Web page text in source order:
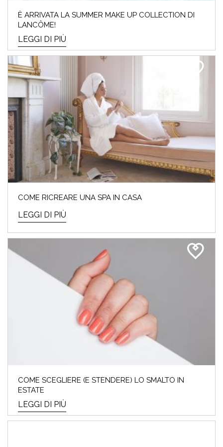
PALETTE!
Che cos'è l'Armocromia: ad ogni stagione i
suoi colori "amici". Ti sei mai domandat*
LEGGI DI PIÙ
FESTA DELLA MAMMA –
GUIDA AI REGALI SKINCARE E
MAKE-UP
TIC TAC… mancano pochi giorni alla festa
della mamma⏰ Se sei a corto di idee regalo
o ...
LEGGI DI PIÙ
È ARRIVATA LA SUMMER MAKE UP COLLECTION DI
LANCÔME!
LEGGI DI PIÙ
COME RICREARE UNA SPA IN CASA
LEGGI DI PIÙ
COME SCEGLIERE (E STENDERE) LO SMALTO IN
ESTATE
LEGGI DI PIÙ